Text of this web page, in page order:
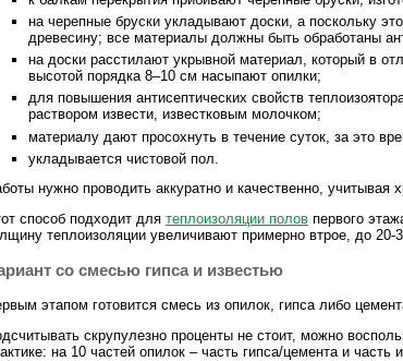
на черепные бруски укладывают доски, а поскольку
древесину; все материалы должны быть обработаны
на доски расстилают укрывной материал, который в
высотой порядка 8–10 см насыпают опилки;
для повышения антисептических свойств
раствором извести, известковым молочком;
материалу дают просохнуть в течение суток, за это
укладывается чистовой пол.
нужно проводить аккуратно и качественно, учитывая
способ подходит для теплоизоляции полов первого
теплоизоляции увеличивают примерно втрое, до 20-
со смесью гипса и известью
этапом готовится смесь из опилок, гипса либо
скрупулезно проценты не стоит, можно
на 10 частей опилок – часть гипса/цемента и часть